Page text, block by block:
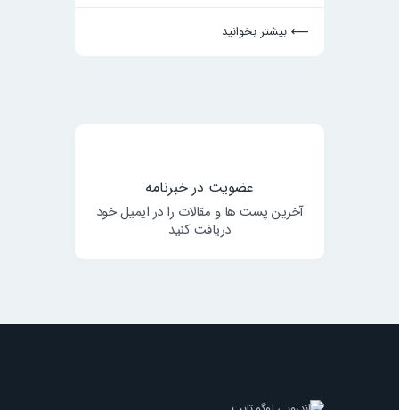
بیشتر بخوانید
عضویت در خبرنامه
آخرین پست ها و مقالات را در ایمیل خود
دریافت کنید